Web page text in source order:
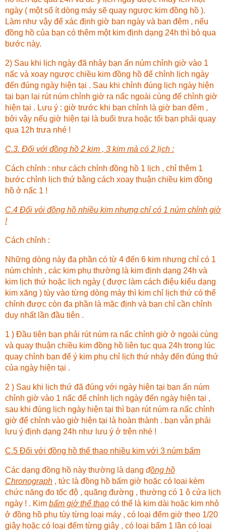
ngày ( một số ít dòng máy sẽ quay ngược kim đồng hồ ).
Làm như vậy để xác định giờ ban ngày và ban đêm , nếu
đồng hồ của bạn có thêm một kim định dạng 24h thì bỏ qua
bước này.
2) Sau khi lịch ngày đã nhảy bạn ấn núm chỉnh giờ vào 1
nấc và xoay ngược chiều kim đồng hồ để chỉnh lịch ngày
đến đúng ngày hiện tại . Sau khi chỉnh đúng lịch ngày hiện
tại bạn lại rút núm chỉnh giờ ra nấc ngoài cùng để chỉnh giờ
hiện tại . Lưu ý : giờ trước khi bạn chỉnh là giờ ban đêm ,
bởi vậy nếu giờ hiện tại là buổi trưa hoặc tối bạn phải quay
qua 12h trưa nhé !
C.3. Đối với đồng hồ 2 kim , 3 kim mà có 2 lịch :
Cách chỉnh : như cách chỉnh đồng hồ 1 lịch , chỉ thêm 1
bước chỉnh lịch thứ bằng cách xoay thuận chiều kim đồng
hồ ở nấc 1 !
C.4 Đối vói đồng hồ nhiều kim nhưng chỉ có 1 núm chỉnh giờ
!
Cách chỉnh :
Những dòng này đa phần có từ 4 đến 6 kim nhưng chỉ có 1
núm chỉnh , các kim phụ thường là kim định dạng 24h và
kim lịch thứ hoặc lịch ngày ( được làm cách điệu kiểu dạng
kim xăng ) tùy vào từng dòng máy thì kim chỉ lịch thứ có thể
chỉnh được còn đa phần là mặc định và bạn chỉ cần chỉnh
duy nhất lần đầu tiên .
1 ) Đầu tiên bạn phải rút núm ra nấc chỉnh giờ ở ngoài cùng
và quay thuận chiều kim đồng hồ liên tục qua 24h trong lúc
quay chỉnh bạn để ý kim phụ chỉ lịch thứ nhảy đến đúng thứ
của ngày hiện tại .
2 ) Sau khi lịch thứ đã đúng với ngày hiện tại bạn ấn núm
chỉnh giờ vào 1 nấc để chỉnh lịch ngày đến ngày hiện tại ,
sau khi đúng lịch ngày hiện tại thì bạn rút núm ra nấc chỉnh
giờ để chỉnh vào giờ hiện tại là hoàn thành . bạn vẫn phải
lưu ý định dạng 24h như lưu ý ở trên nhé !
C.5 Đối với đồng hồ thể thao nhiều kim với 3 núm bấm
Các dạng đồng hồ này thường là dạng đồng hồ
Chronograph , tức là đồng hồ bấm giờ hoặc có loai kèm
chức năng đo tốc độ , quãng đường , thường có 1 ô cửa lịch
ngày ! . Kim bấm giờ thể thao có thể là kim dài hoặc kim nhỏ
ở đồng hồ phụ tùy từng loại máy , có loại đếm giờ theo 1/20
giây hoặc có loại đếm từng giây , có loại bấm 1 lần có loại